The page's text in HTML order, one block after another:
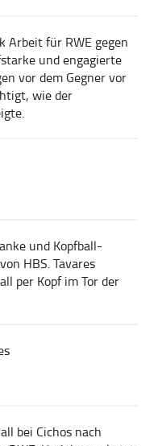
Arbeit für RWE gegen
und engagierte
vor dem Gegner vor
wie der
und Kopfball-
HBS. Tavares
per Kopf im Tor der
bei Cichos nach